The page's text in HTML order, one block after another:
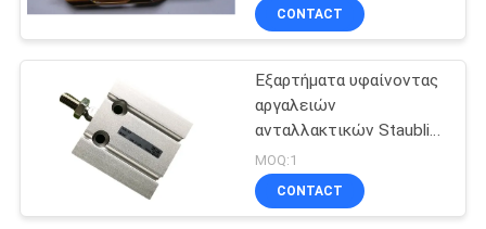
ΑΠΌΣΠΑΣΜΑ
SITEMAP
PRIVACY
Heald καλωδίων
10
9120139
CONTACT
Εξαρτήματα υφαίνοντας
αργαλειών
ανταλλακτικών Staubli
κυλίνδρων SMC
MOQ:1
CONTACT